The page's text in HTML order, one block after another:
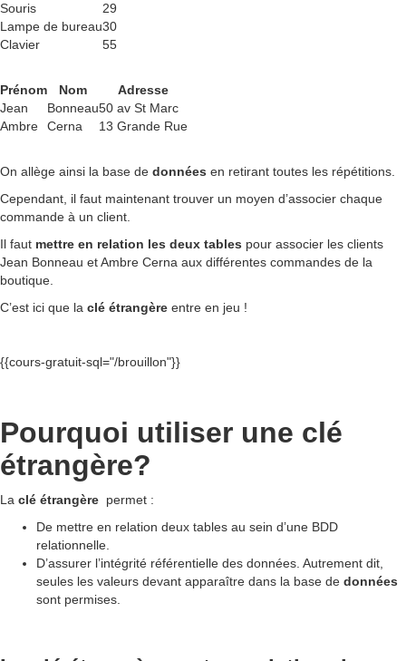
Souris
29
Lampe de bureau30
Clavier
55
Prénom Nom
Adresse
Jean
Bonneau50 av St Marc
Ambre
Cerna 13 Grande Rue
On allège ainsi la base de données en retirant toutes les répétitions.
Cependant, il faut maintenant trouver un moyen d’associer chaque
commande à un client.
Il faut mettre en relation les deux tables pour associer les clients
Jean Bonneau et Ambre Cerna aux différentes commandes de la
boutique.
C’est ici que la clé étrangère entre en jeu !
{{cours-gratuit-sql="/brouillon"}}
Pourquoi utiliser une clé
étrangère?
La clé étrangère permet :
De mettre en relation deux tables au sein d’une BDD
relationnelle.
D’assurer l’intégrité référentielle des données. Autrement dit,
seules les valeurs devant apparaître dans la base de données
sont permises.